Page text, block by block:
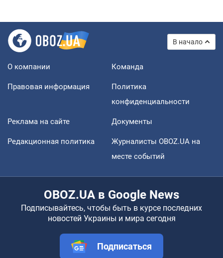
В начало
О компании Команда
Правовая информация
Политика
конфиденциальности
Реклама на сайте Документы
Редакционная политика
Журналисты OBOZ.UA на
месте событий
OBOZ.UA в Google News
Подписывайтесь, чтобы быть в курсе последних
новостей Украины и мира сегодня
Подписаться